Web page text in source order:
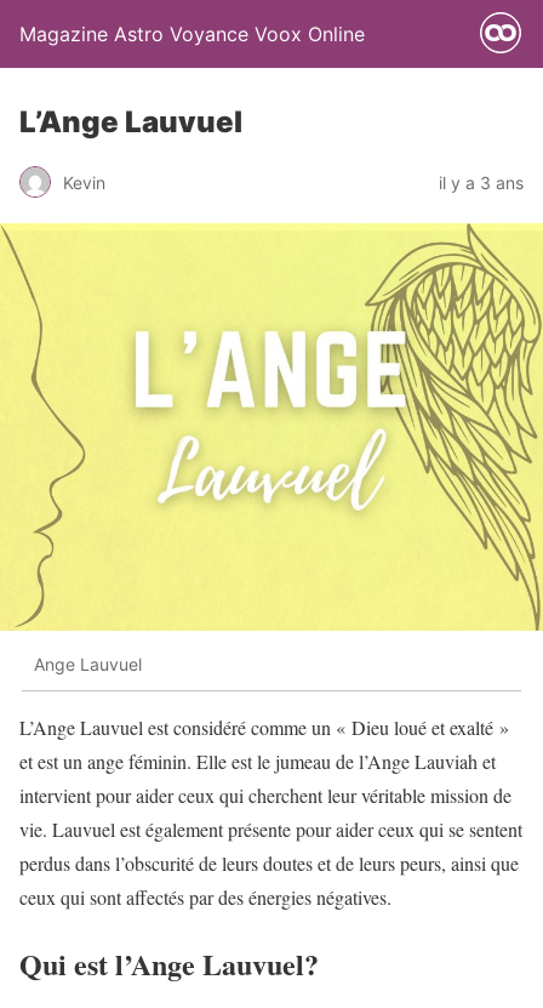
Magazine Astro Voyance Voox Online
L’Ange Lauvuel
Kevin il y a 3 ans
Ange Lauvuel
L’Ange Lauvuel est considéré comme un « Dieu loué et exalté »
et est un ange féminin. Elle est le jumeau de l’Ange Lauviah et
intervient pour aider ceux qui cherchent leur véritable mission de
vie. Lauvuel est également présente pour aider ceux qui se sentent
perdus dans l’obscurité de leurs doutes et de leurs peurs, ainsi que
ceux qui sont affectés par des énergies négatives.
Qui est l’Ange Lauvuel?